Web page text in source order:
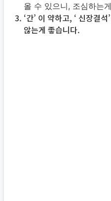
올 수 있으니, 조심하는
‘간’ 이 약하고, ‘ 신장결
않는게 좋습니다.